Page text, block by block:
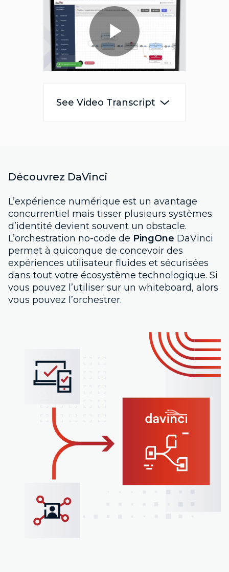
Play
Video
See Video Transcript
Découvrez DaVinci
L’expérience numérique est un avantage
concurrentiel mais tisser plusieurs systèmes
d’identité devient souvent un obstacle.
L’orchestration no-code de PingOne DaVinci
permet à quiconque de concevoir des
expériences utilisateur fluides et sécurisées
dans tout votre écosystème technologique. Si
vous pouvez l’utiliser sur un whiteboard, alors
vous pouvez l’orchestrer.